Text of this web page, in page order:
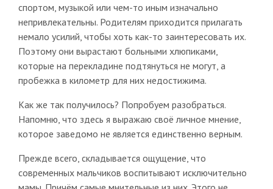
спортом, музыкой или чем-то иным изначально
непривлекательны. Родителям приходится прилагать
немало усилий, чтобы хоть как-то заинтересовать их.
Поэтому они вырастают больными хлюпиками,
которые на перекладине подтянуться не могут, а
пробежка в километр для них недостижима.
Как же так получилось? Попробуем разобраться.
Напомню, что здесь я выражаю своё личное мнение,
которое заведомо не является единственно верным.
Прежде всего, складывается ощущение, что
современных мальчиков воспитывают исключительно